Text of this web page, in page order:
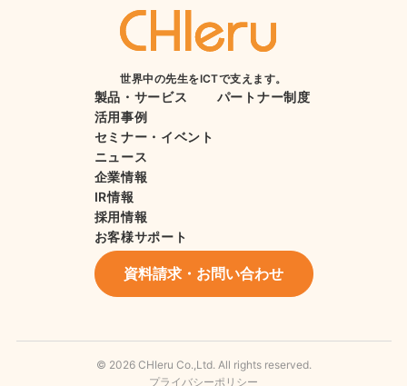
世界中の先生をICTで支えます。
製品・サービス
活用事例
セミナー・イベント
ニュース
企業情報
IR情報
採用情報
お客様サポート
パートナー制度
資料請求・お問い合わせ
© 2026 CHIeru Co.,Ltd. All rights reserved.
プライバシーポリシー